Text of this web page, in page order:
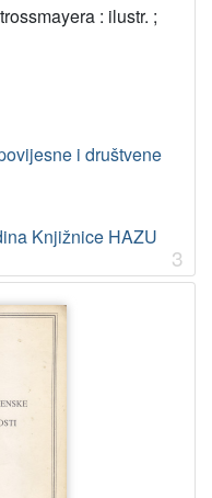
: ilustr. ;
i društvene
Knjižnice HAZU
3